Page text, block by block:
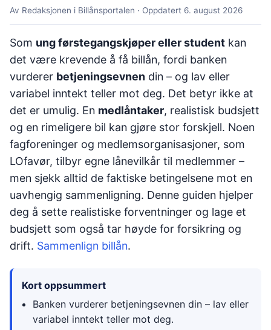
Av Redaksjonen i Billånsportalen · Oppdatert 6. august 2026
Som ung førstegangskjøper eller student kan
det være krevende å få billån, fordi banken
vurderer betjeningsevnen din – og lav eller
variabel inntekt teller mot deg. Det betyr ikke at
det er umulig. En medlåntaker, realistisk budsjett
og en rimeligere bil kan gjøre stor forskjell. Noen
fagforeninger og medlemsorganisasjoner, som
LOfavør, tilbyr egne lånevilkår til medlemmer –
men sjekk alltid de faktiske betingelsene mot en
uavhengig sammenligning. Denne guiden hjelper
deg å sette realistiske forventninger og lage et
budsjett som også tar høyde for forsikring og
drift. Sammenlign billån.
Kort oppsummert
Banken vurderer betjeningsevnen din – lav eller
variabel inntekt teller mot deg.